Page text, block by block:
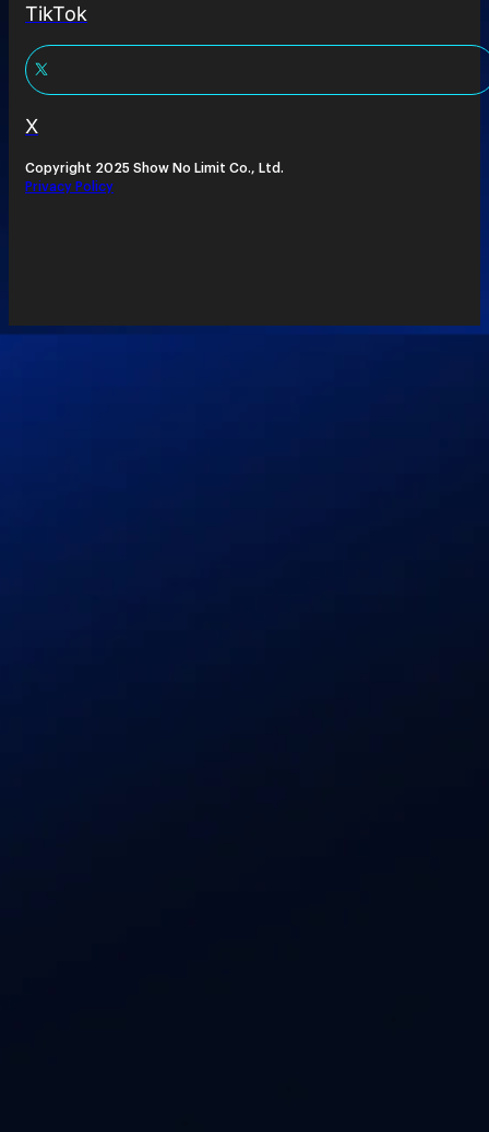
TikTok
X
Copyright 2025 Show No Limit Co., Ltd.
Privacy Policy